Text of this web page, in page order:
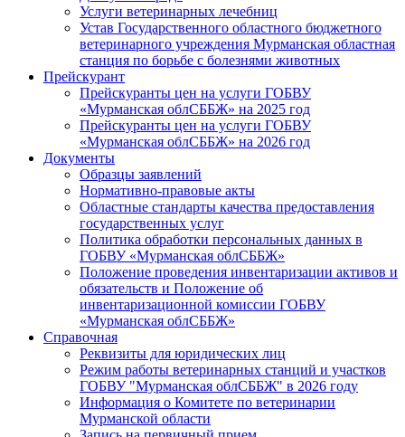
Услуги ветеринарных лечебниц
Устав Государственного областного бюджетного
ветеринарного учреждения Мурманская областная
станция по борьбе с болезнями животных
Прейскурант
Прейскуранты цен на услуги ГОБВУ
«Мурманская облСББЖ» на 2025 год
Прейскуранты цен на услуги ГОБВУ
«Мурманская облСББЖ» на 2026 год
Документы
Образцы заявлений
Нормативно-правовые акты
Областные стандарты качества предоставления
государственных услуг
Политика обработки персональных данных в
ГОБВУ «Мурманская облСББЖ»
Положение проведения инвентаризации активов и
обязательств и Положение об
инвентаризационной комиссии ГОБВУ
«Мурманская облСББЖ»
Справочная
Реквизиты для юридических лиц
Режим работы ветеринарных станций и участков
ГОБВУ "Мурманская облСББЖ" в 2026 году
Информация о Комитете по ветеринарии
Мурманской области